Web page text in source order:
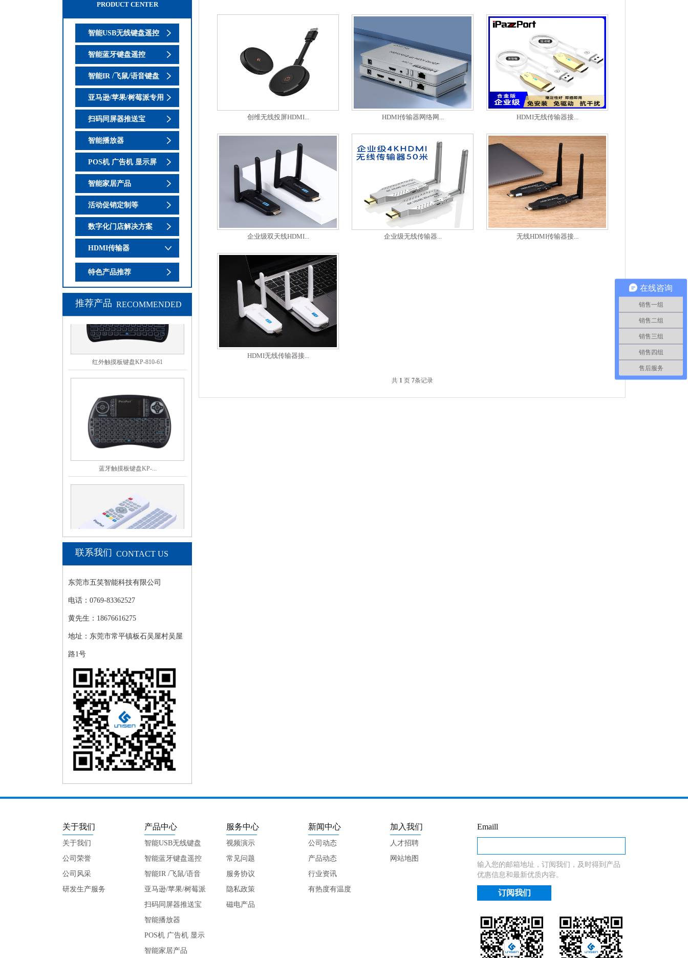
PRODUCT CENTER
智能USB无线键盘遥控
智能蓝牙键盘遥控
智能IR /飞鼠/语音键盘
亚马逊/苹果/树莓派专用
扫码同屏器推送宝
智能播放器
POS机 广告机 显示屏
智能家居产品
活动促销定制等
数字化门店解决方案
HDMI传输器
特色产品推荐
推荐产品 RECOMMENDED
红外触摸板键盘KP-810-61
蓝牙触摸板键盘KP-...
红外触摸板键盘KP-810-61
蓝牙触摸板键盘KP-...
双面红外体感键盘K...
联系我们 CONTACT US
东莞市五笑智能科技有限公司
电话：0769-83362527
黄先生：18676616275
地址：东莞市常平镇板石吴屋村吴屋
路1号
创维无线投屏HDMI... HDMI传输器网络网... HDMI无线传输器接...
企业级双天线HDMI... 企业级无线传输器... 无线HDMI传输器接...
HDMI无线传输器接...
共1 页 7条记录
关于我们
关于我们
公司荣誉
公司风采
研发生产服务
产品中心
智能USB无线键盘
遥控
智能蓝牙键盘遥控
智能IR /飞鼠/语音
键盘
亚马逊/苹果/树莓派
专用
扫码同屏器推送宝
智能播放器
POS机 广告机 显示
屏
智能家居产品
服务中心
视频演示
常见问题
服务协议
隐私政策
磁电产品
新闻中心
公司动态
产品动态
行业资讯
有热度有温度
加入我们
人才招聘
网站地图
Emaill
输入您的邮箱地址，订阅我们，及时得到产品
优惠信息和最新优质内容。
在线咨询
销售一组
销售二组
销售三组
销售四组
售后服务